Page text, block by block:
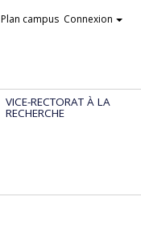
Plan campus Connexion
VICE-RECTORAT À LA
RECHERCHE